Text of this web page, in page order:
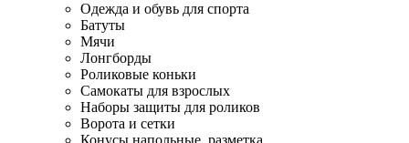
Одежда и обувь для спорта
Батуты
Мячи
Лонгборды
Роликовые коньки
Самокаты для взрослых
Наборы защиты для роликов
Ворота и сетки
Конусы напольные, разметка